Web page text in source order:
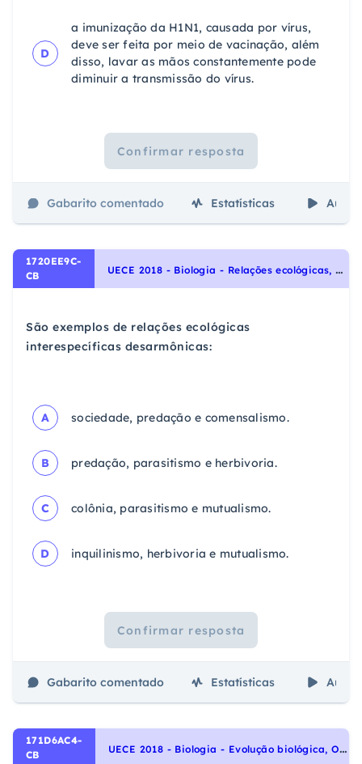
D
a imunização da H1N1, causada por vírus,
deve ser feita por meio de vacinação, além
disso, lavar as mãos constantemente pode
diminuir a transmissão do vírus.
Confirmar resposta
Gabarito comentado Estatísticas Aulas
1720EE9C-
CB
U
ECE 2018 - Biologia - Relações ecológicas, Ecologia e ciências ambientais
São exemplos de relações ecológicas
interespecíficas desarmônicas:
A sociedade, predação e comensalismo.
B predação, parasitismo e herbivoria.
C colônia, parasitismo e mutualismo.
D inquilinismo, herbivoria e mutualismo.
Confirmar resposta
Gabarito comentado Estatísticas Aulas
171D6AC4-
CB
U
ECE 2018 - Biologia - Evolução biológica, Origem e evolução da vida